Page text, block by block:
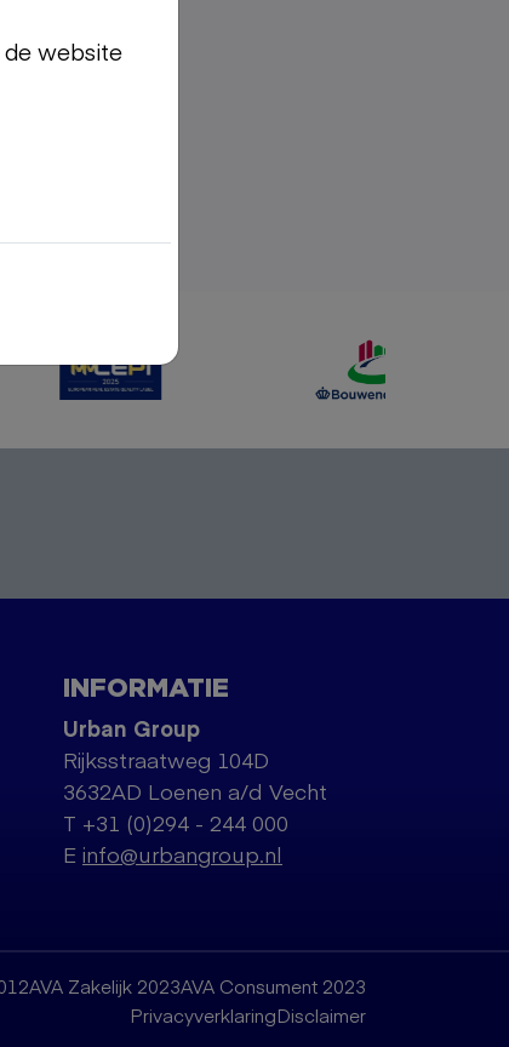
website
INFORMATIE
Urban Group
Rijksstraatweg 104D
3632AD Loenen a/d Vecht
T +31 (0)294 - 244 000
E info@urbangroup.nl
AVA Zakelijk 2023AVA Consument 2023
PrivacyverklaringDisclaimer